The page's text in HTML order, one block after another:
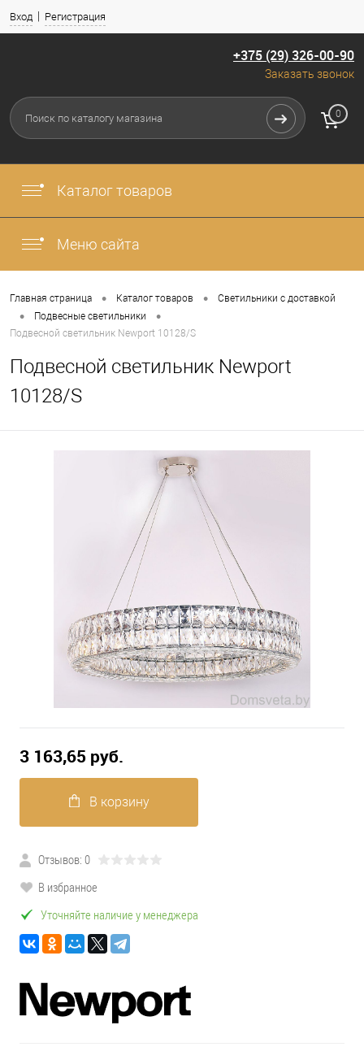
Вход Регистрация
+375 (29) 326-00-90
Заказать звонок
Меню сайта
Каталог товаров
0
Главная страница • Каталог товаров • Светильники с доставкой
• Подвесные светильники •
Подвесной светильник Newport 10128/S
Подвесной светильник Newport
10128/S
3 163,65 pуб.
В корзину
Отзывов: 0
В избранное
Уточняйте наличие у менеджера